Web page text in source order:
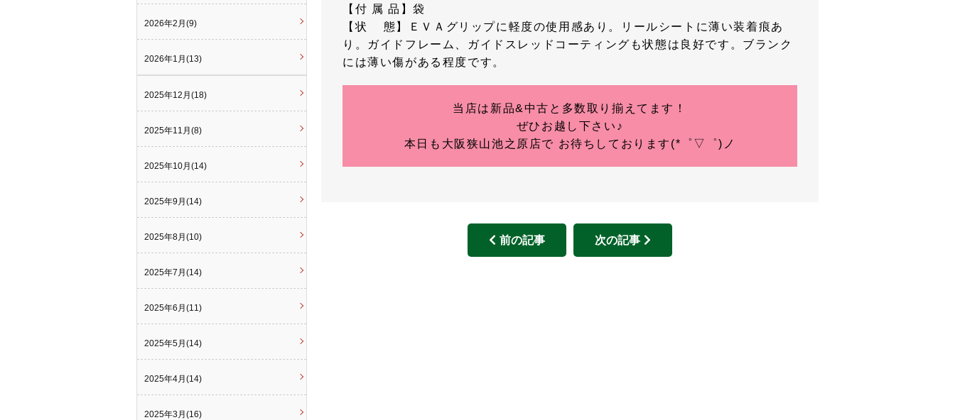
【付 属 品】袋
【状 態】ＥＶＡグリップに軽度の使用感あり。リールシートに薄い装着痕あ
り。ガイドフレーム、ガイドスレッドコーティングも状態は良好です。ブランク
には薄い傷がある程度です。
当店は新品&中古と多数取り揃えてます！
ぜひお越し下さい♪
本日も大阪狭山池之原店で お待ちしております(*゜▽゜)ノ
前の記事 次の記事
2026年2月(9)
2026年1月(13)
2025年12月(18)
2025年11月(8)
2025年10月(14)
2025年9月(14)
2025年8月(10)
2025年7月(14)
2025年6月(11)
2025年5月(14)
2025年4月(14)
2025年3月(16)